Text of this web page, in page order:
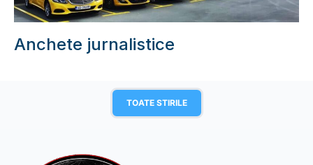
Anchete jurnalistice
TOATE STIRILE